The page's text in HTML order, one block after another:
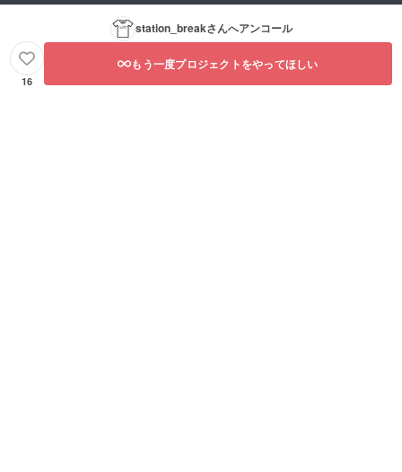
station_breakさんへアンコール
16
もう一度プロジェクトをやってほしい